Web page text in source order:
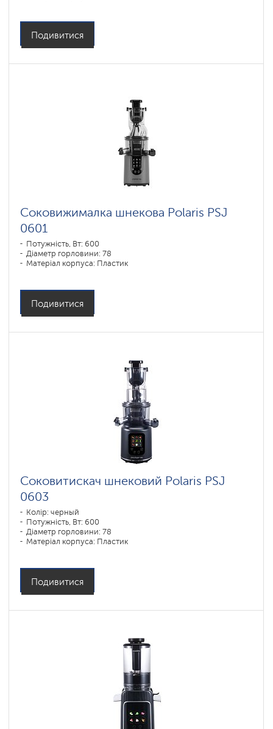
Подивитися
Соковижималка шнекова Polaris PSJ
0601
Потужність, Вт: 600
Діаметр горловини: 78
Матеріал корпуса: Пластик
Подивитися
Соковитискач шнековий Polaris PSJ
0603
Колір: черный
Потужність, Вт: 600
Діаметр горловини: 78
Матеріал корпуса: Пластик
Подивитися